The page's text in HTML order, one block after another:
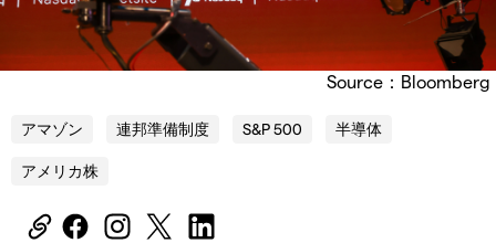
Source：Bloomberg
アマゾン 連邦準備制度 S&P 500 半導体
アメリカ株